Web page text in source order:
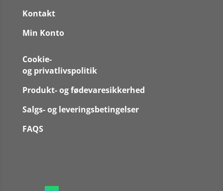
Kontakt
Min Konto
Cookie-
og privatlivspolitik
Produkt- og fødevaresikkerhed
Salgs- og leveringsbetingelser
FAQS